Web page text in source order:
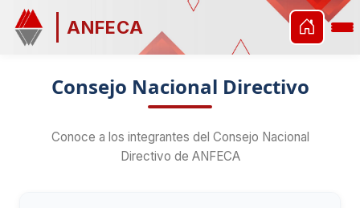
ANFECA
Consejo Nacional Directivo
Conoce a los integrantes del Consejo Nacional
Directivo de ANFECA